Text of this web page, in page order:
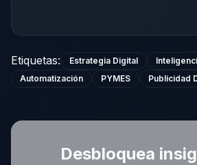
Etiquetas: Estrategia Digital
Automatización
PYMES Publicidad
Desbloquea